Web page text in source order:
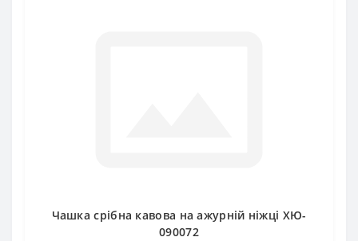
Чашка срібна кавова на ажурній ніжці ХЮ-
090072